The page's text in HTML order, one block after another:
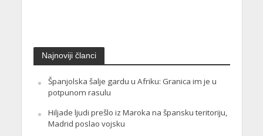
Najnoviji članci
Španjolska šalje gardu u Afriku: Granica im je u
potpunom rasulu
Hiljade ljudi prešlo iz Maroka na špansku teritoriju,
Madrid poslao vojsku